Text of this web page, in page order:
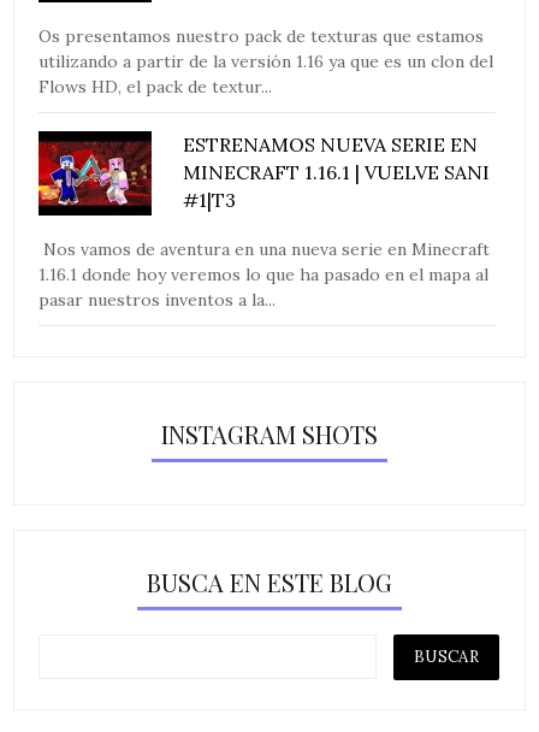
Os presentamos nuestro pack de texturas que estamos
utilizando a partir de la versión 1.16 ya que es un clon del
Flows HD, el pack de textur...
ESTRENAMOS NUEVA SERIE EN
MINECRAFT 1.16.1 | VUELVE SANI
#1|T3
Nos vamos de aventura en una nueva serie en Minecraft
1.16.1 donde hoy veremos lo que ha pasado en el mapa al
pasar nuestros inventos a la...
INSTAGRAM SHOTS
BUSCA EN ESTE BLOG